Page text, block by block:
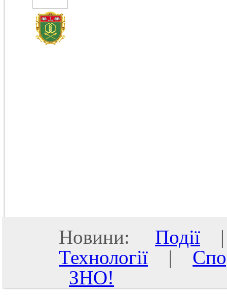
Новини: Події
Технології |
ЗНО!